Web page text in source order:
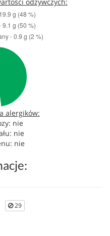
alergików:
nie
nie
nie
29